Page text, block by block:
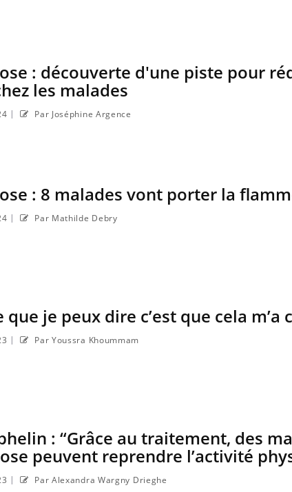
: découverte d'une piste pour
les malades
| Par Joséphine Argence
: 8 malades vont porter la
| Par Mathilde Debry
que je peux dire c’est que cela m’a
| Par Youssra Khoummam
: “Grâce au traitement, des
peuvent reprendre l’activité
| Par Alexandra Wargny Drieghe
Grossesse et chaleur : ce
que dit la science